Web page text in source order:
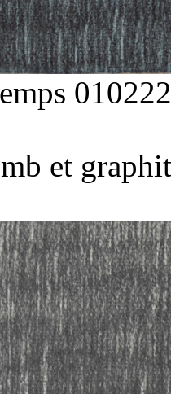
010222
et